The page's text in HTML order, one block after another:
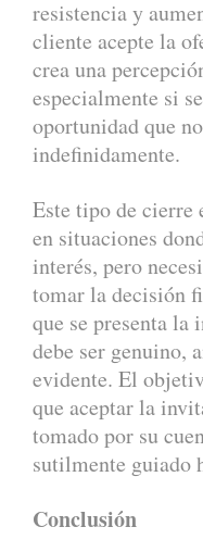
resistencia y
cliente acepte la
crea una
especialmente si
oportunidad que
indefinidamente.
Este tipo de cierre
en situaciones
interés, pero
tomar la decisión
que se presenta
debe ser genuino,
evidente. El
que aceptar la
tomado por su
sutilmente guiado
Conclusión